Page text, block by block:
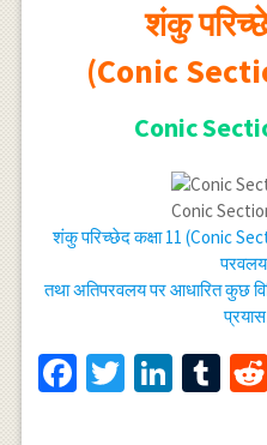
शंकु
(Conic
Conic
Conic
शंकु परिच्छेद कक्षा 11 (Conic
तथा अतिपरवलय पर आधारित कुछ
Facebook
Twitter